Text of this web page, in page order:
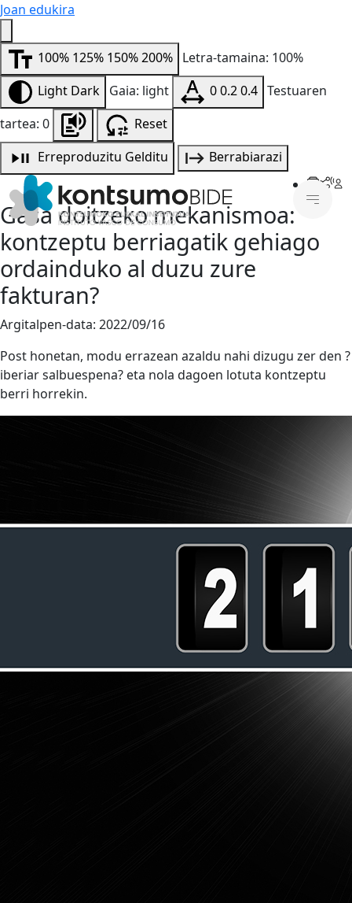
Joan edukira
100% 125% 150%200% Letra-tamaina: 100%
Light Dark Gaia: light 00.20.4 Testuaren
tartea: 0
Reset
Erreproduzitu Gelditu Berrabiarazi
Gasa doitzeko mekanismoa:
kontzeptu berriagatik gehiago
ordainduko al duzu zure
fakturan?
Argitalpen-data: 2022/09/16
Post honetan, modu errazean azaldu nahi dizugu zer den ?
iberiar salbuespena? eta nola dagoen lotuta kontzeptu
berri horrekin.